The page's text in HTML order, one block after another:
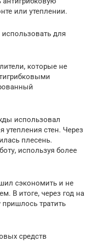
или утеплении.
для
которые не
использовал
утепления стен. Через
плесень.
используя более
сэкономить и не
В итоге, через год на
пришлось тратить
средств